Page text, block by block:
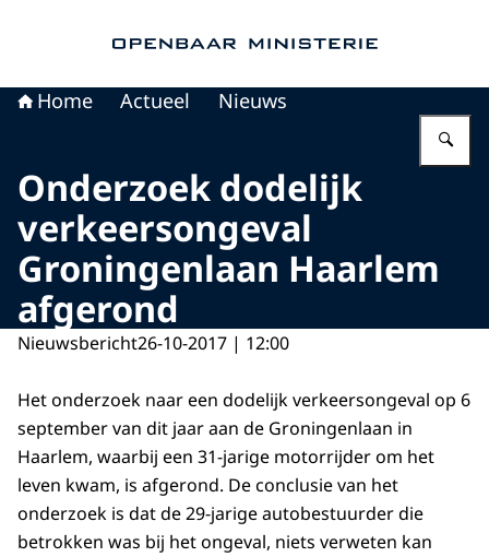
Home Actueel Nieuws
Onderzoek dodelijk
verkeersongeval
Groningenlaan Haarlem
afgerond
Nieuwsbericht26-10-2017 | 12:00
Het onderzoek naar een dodelijk verkeersongeval op 6
september van dit jaar aan de Groningenlaan in
Haarlem, waarbij een 31-jarige motorrijder om het
leven kwam, is afgerond. De conclusie van het
onderzoek is dat de 29-jarige autobestuurder die
betrokken was bij het ongeval, niets verweten kan